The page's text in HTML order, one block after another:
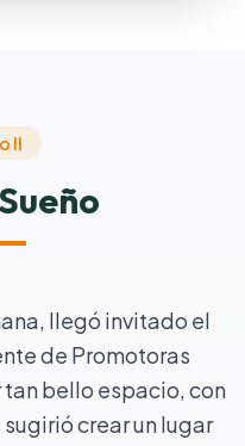
II
llegó invitado el
de Promotoras
tan bello espacio, con
crear un lugar